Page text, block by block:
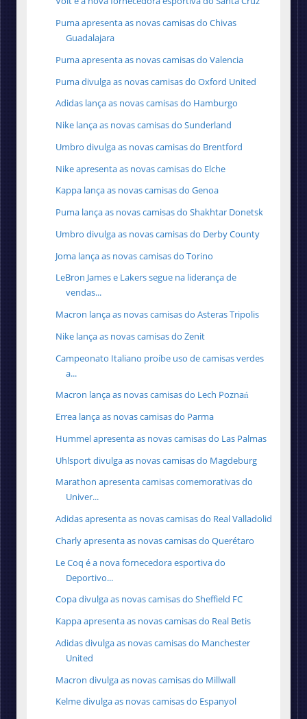
Puma apresenta as novas camisas do Chivas
Guadalajara
Puma apresenta as novas camisas do Valencia
Puma divulga as novas camisas do Oxford United
Adidas lança as novas camisas do Hamburgo
Nike lança as novas camisas do Sunderland
Umbro divulga as novas camisas do Brentford
Nike apresenta as novas camisas do Elche
Kappa lança as novas camisas do Genoa
Puma lança as novas camisas do Shakhtar Donetsk
Umbro divulga as novas camisas do Derby County
Joma lança as novas camisas do Torino
LeBron James e Lakers segue na liderança de
vendas...
Macron lança as novas camisas do Asteras Tripolis
Nike lança as novas camisas do Zenit
Campeonato Italiano proíbe uso de camisas verdes
a...
Macron lança as novas camisas do Lech Poznań
Errea lança as novas camisas do Parma
Hummel apresenta as novas camisas do Las Palmas
Uhlsport divulga as novas camisas do Magdeburg
Marathon apresenta camisas comemorativas do
Univer...
Adidas apresenta as novas camisas do Real Valladolid
Charly apresenta as novas camisas do Querétaro
Le Coq é a nova fornecedora esportiva do
Deportivo...
Copa divulga as novas camisas do Sheffield FC
Kappa apresenta as novas camisas do Real Betis
Adidas divulga as novas camisas do Manchester
United
Macron divulga as novas camisas do Millwall
Kelme divulga as novas camisas do Espanyol